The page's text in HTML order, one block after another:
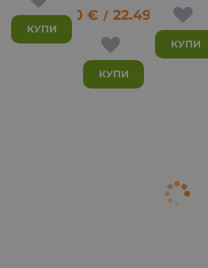
КУПИ
11.50 € / 22.49 лв.
КУПИ
КУПИ